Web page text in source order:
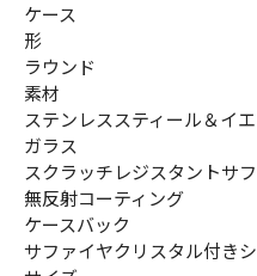
ケース
形
ラウンド
素材
ステンレススティール＆イ
ガラス
スクラッチレジスタントサ
無反射コーティング
ケースバック
サファイヤクリスタル付き